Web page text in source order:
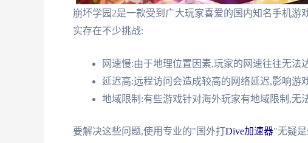
崩坏学园2是一款受到广大玩家喜爱的国内知名手机
实存在不少挑战:
网速慢:由于地理位置因素,玩家的网速往往无法
延迟高:远程访问会造成较高的网络延迟,影响游
地域限制:有些游戏针对海外玩家有地域限制,无
要解决这些问题,使用专业的"国外打Dive加速器"无疑